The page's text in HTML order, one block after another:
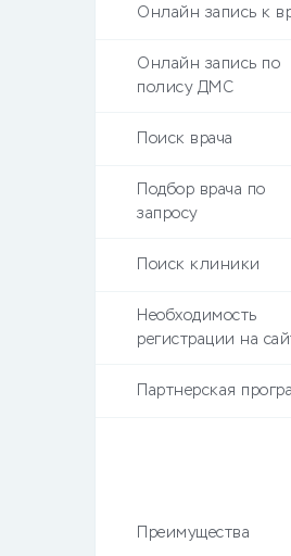
Онлайн запись к
Онлайн запись по
полису ДМС
Поиск врача
Подбор врача по
запросу
Поиск клиники
Необходимость
регистрации на
Партнерская
Преимущества